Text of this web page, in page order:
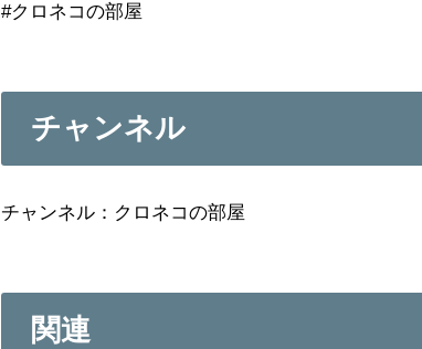
#クロネコの部屋
チャンネル
チャンネル：クロネコの部屋
関連